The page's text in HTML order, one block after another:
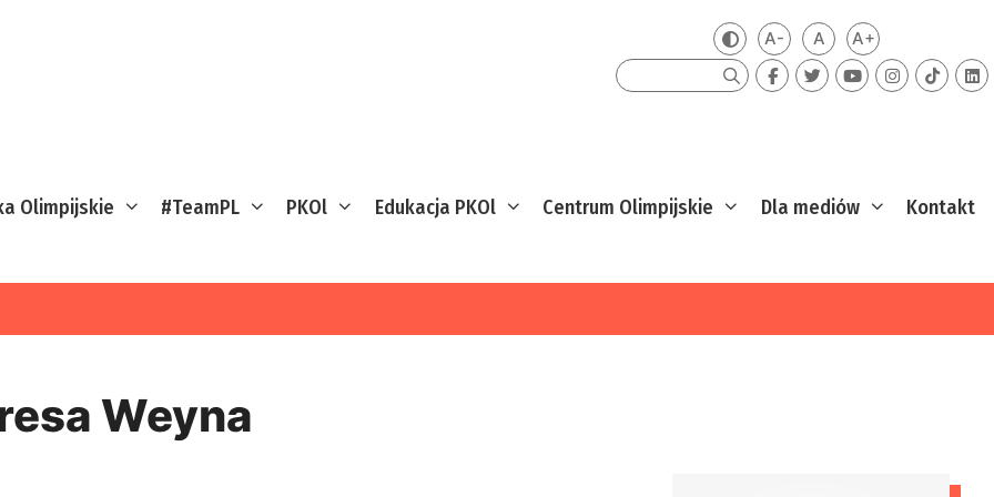
Zmień kontrast
A-Mniejsza czcionka
ADomyślna czcionka
A+Większa
Szukaj
Olimpijskie #TeamPL PKOl Edukacja PKOl Centrum Olimpijskie Dla mediów Kontakt
Weyna